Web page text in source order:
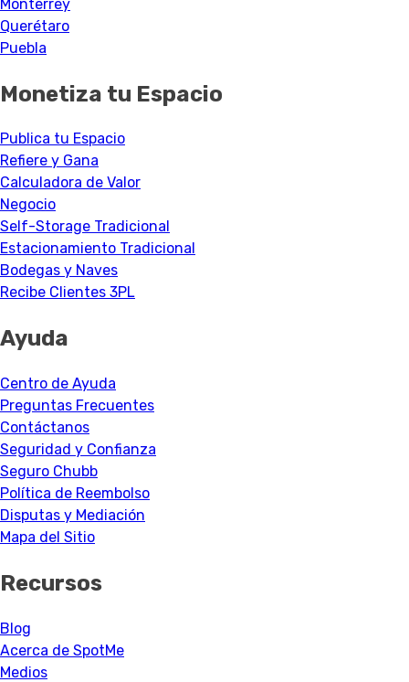
Monterrey
Querétaro
Puebla
Monetiza tu Espacio
Publica tu Espacio
Refiere y Gana
Calculadora de Valor
Negocio
Self-Storage Tradicional
Estacionamiento Tradicional
Bodegas y Naves
Recibe Clientes 3PL
Ayuda
Centro de Ayuda
Preguntas Frecuentes
Contáctanos
Seguridad y Confianza
Seguro Chubb
Política de Reembolso
Disputas y Mediación
Mapa del Sitio
Recursos
Blog
Acerca de SpotMe
Medios